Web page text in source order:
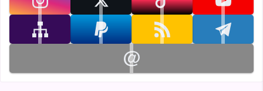
تابعنا على youtube تابعنا على tiktok تابعنا على x تابعنا على instagram
تابعنا على telegram تابعنا على rss تابعنا على paypal تابعنا على sitemap
تابعنا على email